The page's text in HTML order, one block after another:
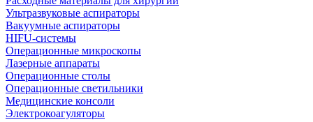
Ультразвуковые аспираторы
Вакуумные аспираторы
HIFU-системы
Операционные микроскопы
Лазерные аппараты
Операционные столы
Операционные светильники
Медицинские консоли
Электрокоагуляторы